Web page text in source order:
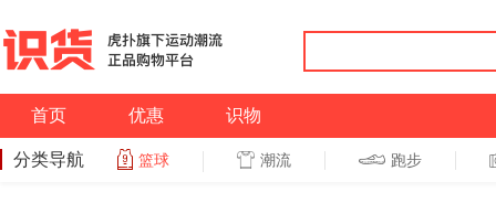
首页 优惠 识物
分类导航 篮球 潮流 跑步